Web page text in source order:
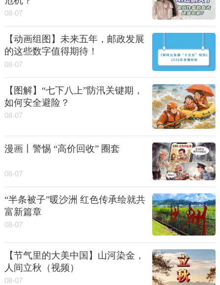
08-07
【动画组图】未来五年，邮政发展
的这些数字值得期待！
08-07
【图解】“七下八上”防汛关键期，
如何安全避险？
08-07
漫画丨警惕 “高价回收” 圈套
08-07
“半条被子”暖沙洲 红色传承绘就共
富新篇章
08-07
【节气里的大美中国】山河染金，
人间立秋（视频）
08-07